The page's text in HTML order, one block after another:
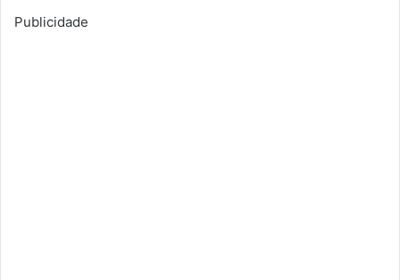
Publicidade